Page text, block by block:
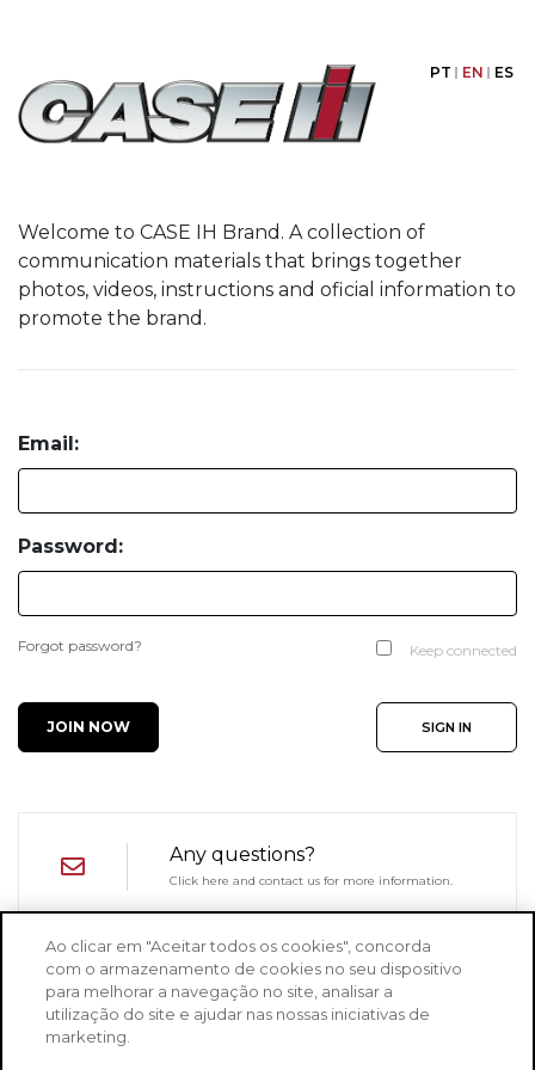
PT EN ES
Welcome to CASE IH Brand. A collection of
communication materials that brings together
photos, videos, instructions and oficial information to
promote the brand.
Email:
Password:
Forgot password? Keep connected
JOIN NOW SIGN IN
Any questions?
Click here and contact us for more information.
TERMS OF USE PRIVACY POLICY
ABOUT CNH TOOLS
Ao clicar em "Aceitar todos os cookies", concorda
com o armazenamento de cookies no seu dispositivo
para melhorar a navegação no site, analisar a
utilização do site e ajudar nas nossas iniciativas de
marketing.